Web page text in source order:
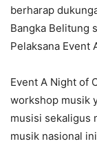
berharap
Bangka Belitung
Pelaksana Event
Event A Night of
workshop musik
musisi sekaligus
musik nasional